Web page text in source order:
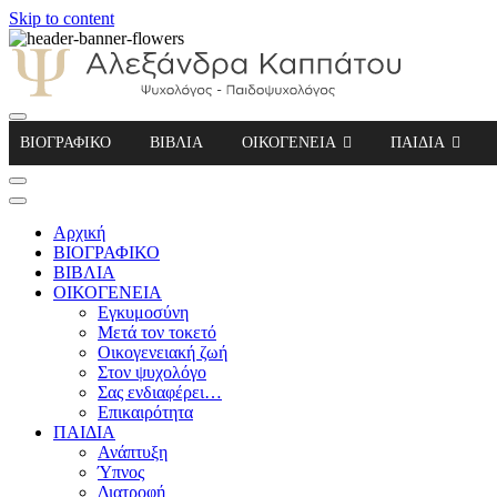
Skip to content
Αλεξάνδρα Καππάτου Ψυχολόγος –
ΒΙΟΓΡΑΦΙΚΟ ΒΙΒΛΙΑ ΟΙΚΟΓΕΝΕΙΑ ΠΑΙΔΙΑ
Αρχική
ΒΙΟΓΡΑΦΙΚΟ
ΒΙΒΛΙΑ
ΟΙΚΟΓΕΝΕΙΑ
Εγκυμοσύνη
Μετά τον τοκετό
Οικογενειακή ζωή
Στον ψυχολόγο
Σας ενδιαφέρει…
Επικαιρότητα
ΠΑΙΔΙΑ
Ανάπτυξη
Ύπνος
Διατροφή